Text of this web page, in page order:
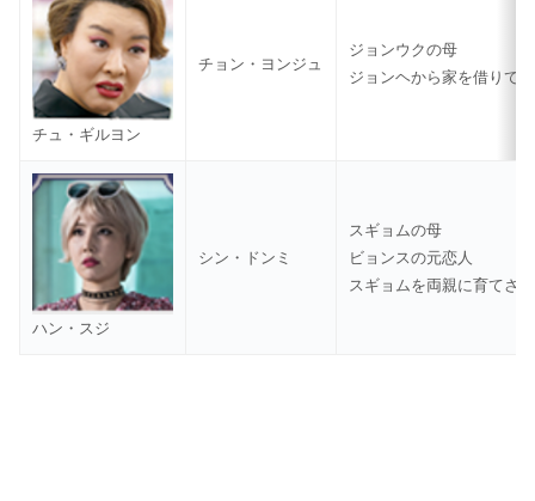
チュ・ギルヨン
チョン・ヨンジュ
ジョンウクの母
ジョンヘから家を借りて
ハン・スジ
シン・ドンミ
スギョムの母
ビョンスの元恋人
スギョムを両親に育てさ